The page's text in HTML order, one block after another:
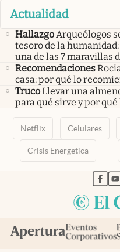
Actualidad
HallazgoArqueólogos
tesoro de la
una de las 7 maravillas
Recomendaciones
casa: por qué lo
TrucoLlevar una
para qué sirve y por
Netflix Celulares
Crisis Energetica